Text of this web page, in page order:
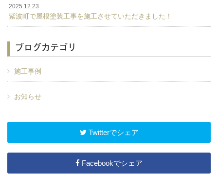
2025.12.23
紫波町で屋根塗装工事を施工させていただきました！
ブログカテゴリ
施工事例
お知らせ
Twitterでシェア
Facebookでシェア